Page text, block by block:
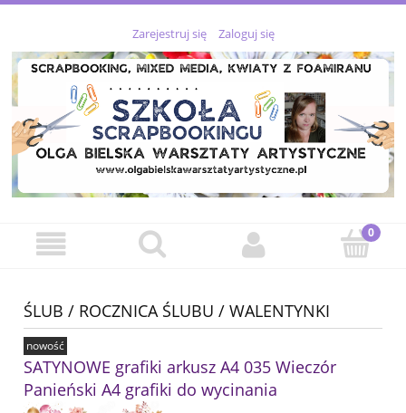
Zarejestruj się Zaloguj się
ŚLUB / ROCZNICA ŚLUBU / WALENTYNKI
SATYNOWE grafiki arkusz A4 035 Wieczór
Panieński A4 grafiki do wycinania
nowość